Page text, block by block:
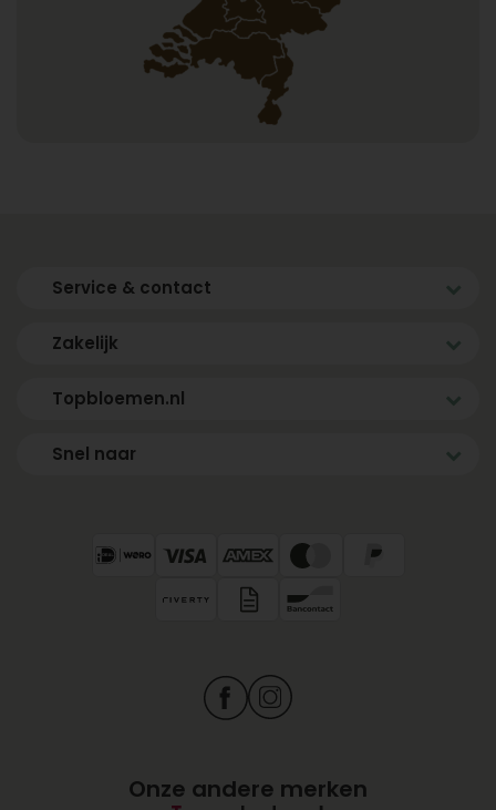
Service & contact
Zakelijk
Topbloemen.nl
Snel naar
Onze andere merken